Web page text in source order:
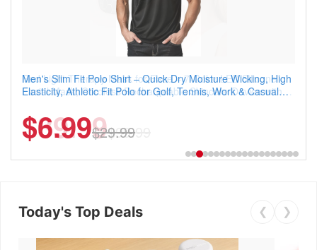
Men's Slim Fit Polo Shirt – Quick Dry Moisture Wicking, High
Elasticity, Athletic Fit Polo for Golf, Tennis, Work & Casual
$6.99$29.99
Today's Top Deals ❮ ❯